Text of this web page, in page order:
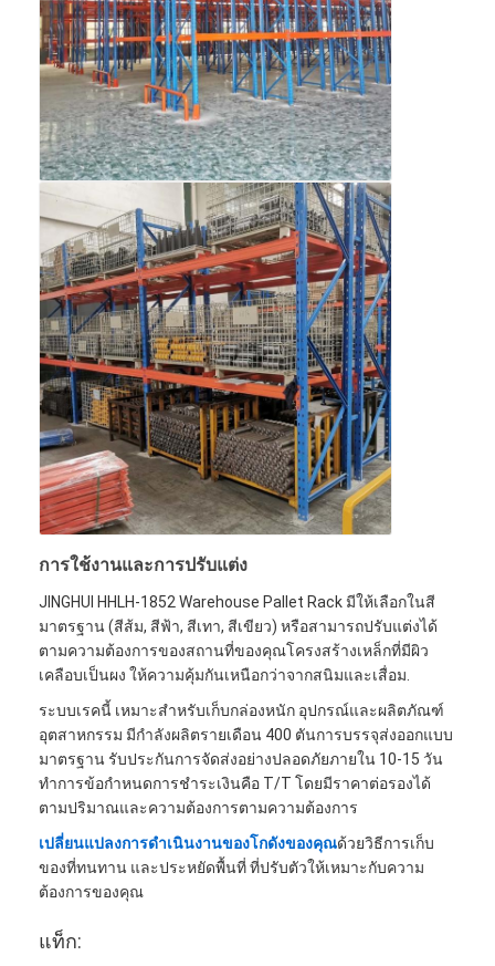
การใช้งานและการปรับแต่ง
JINGHUI HHLH-1852 Warehouse Pallet Rack มีให้เลือกในสี
มาตรฐาน (สีส้ม, สีฟ้า, สีเทา, สีเขียว) หรือสามารถปรับแต่งได้
ตามความต้องการของสถานที่ของคุณโครงสร้างเหล็กที่มีผิว
เคลือบเป็นผง ให้ความคุ้มกันเหนือกว่าจากสนิมและเสื่อม.
ระบบเรคนี้ เหมาะสําหรับเก็บกล่องหนัก อุปกรณ์และผลิตภัณฑ์
อุตสาหกรรม มีกําลังผลิตรายเดือน 400 ตันการบรรจุส่งออกแบบ
มาตรฐาน รับประกันการจัดส่งอย่างปลอดภัยภายใน 10-15 วัน
ทําการข้อกําหนดการชําระเงินคือ T/T โดยมีราคาต่อรองได้
ตามปริมาณและความต้องการตามความต้องการ
เปลี่ยนแปลงการดําเนินงานของโกดังของคุณด้วยวิธีการเก็บ
ของที่ทนทาน และประหยัดพื้นที่ ที่ปรับตัวให้เหมาะกับความ
ต้องการของคุณ
แท็ก: